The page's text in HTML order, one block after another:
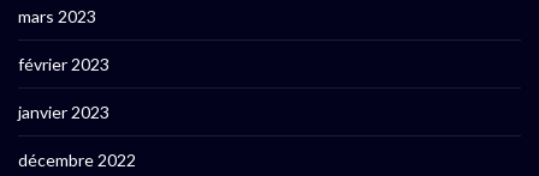
mars 2023
février 2023
janvier 2023
décembre 2022